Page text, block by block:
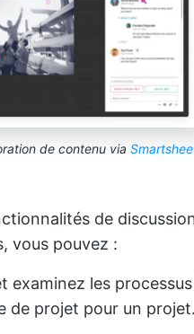
de contenu via
de
vous pouvez :
examinez les
de projet pour un projet.